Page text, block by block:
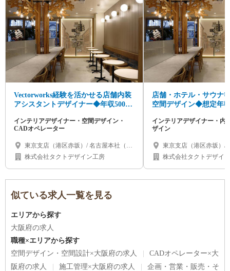
Vectorworks経験を活かせる店舗内装
アシスタントデザイナー◆年収500万
インテリアデザイナー・空間デザイン・
CADオペレーター
東京支店（港区赤坂）/ 名古屋本社（名
古屋市千種区）/ 大阪支店（心斎橋）/ 北
株式会社タクトデザイン工房
店舗・ホテル・サウナ
空間デザイン◆想定年
インテリアデザイナー・内
ザイン
東京支店（港区赤坂）/
古屋市千種区）/ 大阪支
株式会社タクトデザイ
似ている求人一覧を見る
エリアから探す
大阪府の求人
職種×エリアから探す
空間デザイン・空間設計×大阪府の求人
CADオペレーター×大
阪府の求人
施工管理×大阪府の求人
企画・営業・販売・そ